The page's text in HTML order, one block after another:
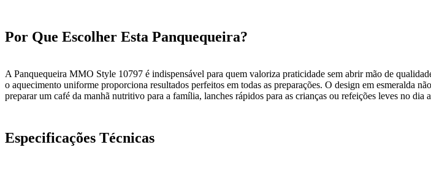
Por Que Escolher Esta Panquequeira?
A Panquequeira MMO Style 10797 é indispensável para quem valoriza praticidade sem abrir mão de
o aquecimento uniforme proporciona resultados perfeitos em todas as preparações. O design em esmeralda
preparar um café da manhã nutritivo para a família, lanches rápidos para as crianças ou refeições leves no dia
Especificações Técnicas